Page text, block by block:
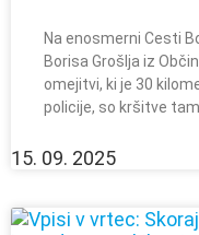
Na enosmerni Cesti
Borisa Grošlja iz
omejitvi, ki je 30
policije, so kršitve tam
15. 09. 2025